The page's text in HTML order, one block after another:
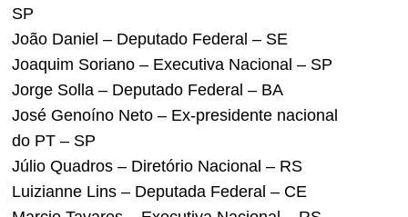
SP
João Daniel – Deputado Federal – SE
Joaquim Soriano – Executiva Nacional – SP
Jorge Solla – Deputado Federal – BA
José Genoíno Neto – Ex-presidente nacional
do PT – SP
Júlio Quadros – Diretório Nacional – RS
Luizianne Lins – Deputada Federal – CE